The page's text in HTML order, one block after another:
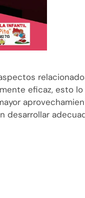
eficaz, esto
desarrollar